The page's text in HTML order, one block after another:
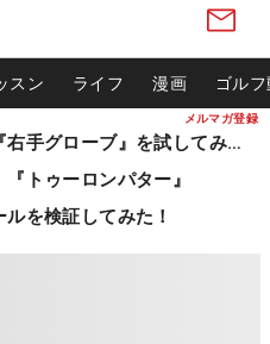
メルマガ登録
スン ライフ 漫画 ゴル
飛距離アップの新提案『右手グローブ』を試してみた！
トゥーロンパター』
を検証してみた！